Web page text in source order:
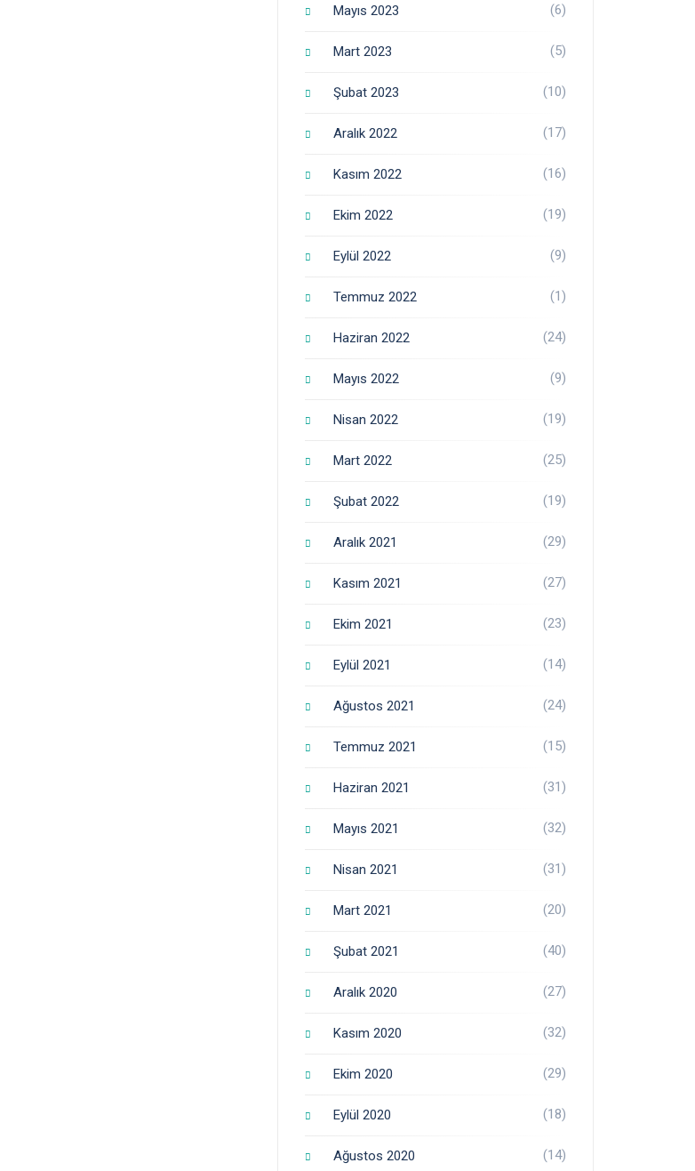
Mayıs 2023 (6)
Mart 2023 (5)
Şubat 2023 (10)
Aralık 2022 (17)
Kasım 2022 (16)
Ekim 2022 (19)
Eylül 2022 (9)
Temmuz 2022 (1)
Haziran 2022 (24)
Mayıs 2022 (9)
Nisan 2022 (19)
Mart 2022 (25)
Şubat 2022 (19)
Aralık 2021 (29)
Kasım 2021 (27)
Ekim 2021 (23)
Eylül 2021 (14)
Ağustos 2021 (24)
Temmuz 2021 (15)
Haziran 2021 (31)
Mayıs 2021 (32)
Nisan 2021 (31)
Mart 2021 (20)
Şubat 2021 (40)
Aralık 2020 (27)
Kasım 2020 (32)
Ekim 2020 (29)
Eylül 2020 (18)
Ağustos 2020 (14)